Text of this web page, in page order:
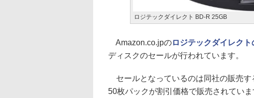
ロジテックダイレクト BD-R 25GB
Amazon.co.jpのロジテックダイレクト
ディスクのセールが行われています。
セールとなっているのは同社の販売
50枚パックが割引価格で販売されていま